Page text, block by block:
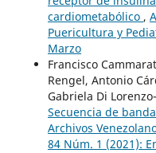
cardiometabólico ,
Puericultura y
Marzo
Francisco
Rengel, Antonio
Gabriela Di
Secuencia de
Archivos
84 Núm. 1 (2021):